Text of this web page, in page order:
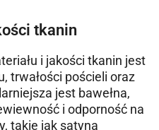
tkanin
i jakości tkanin jest
trwałości pościeli oraz
jest bawełna,
i odporność na
takie jak satyna